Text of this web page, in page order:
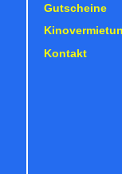
Gutscheine
Kontakt